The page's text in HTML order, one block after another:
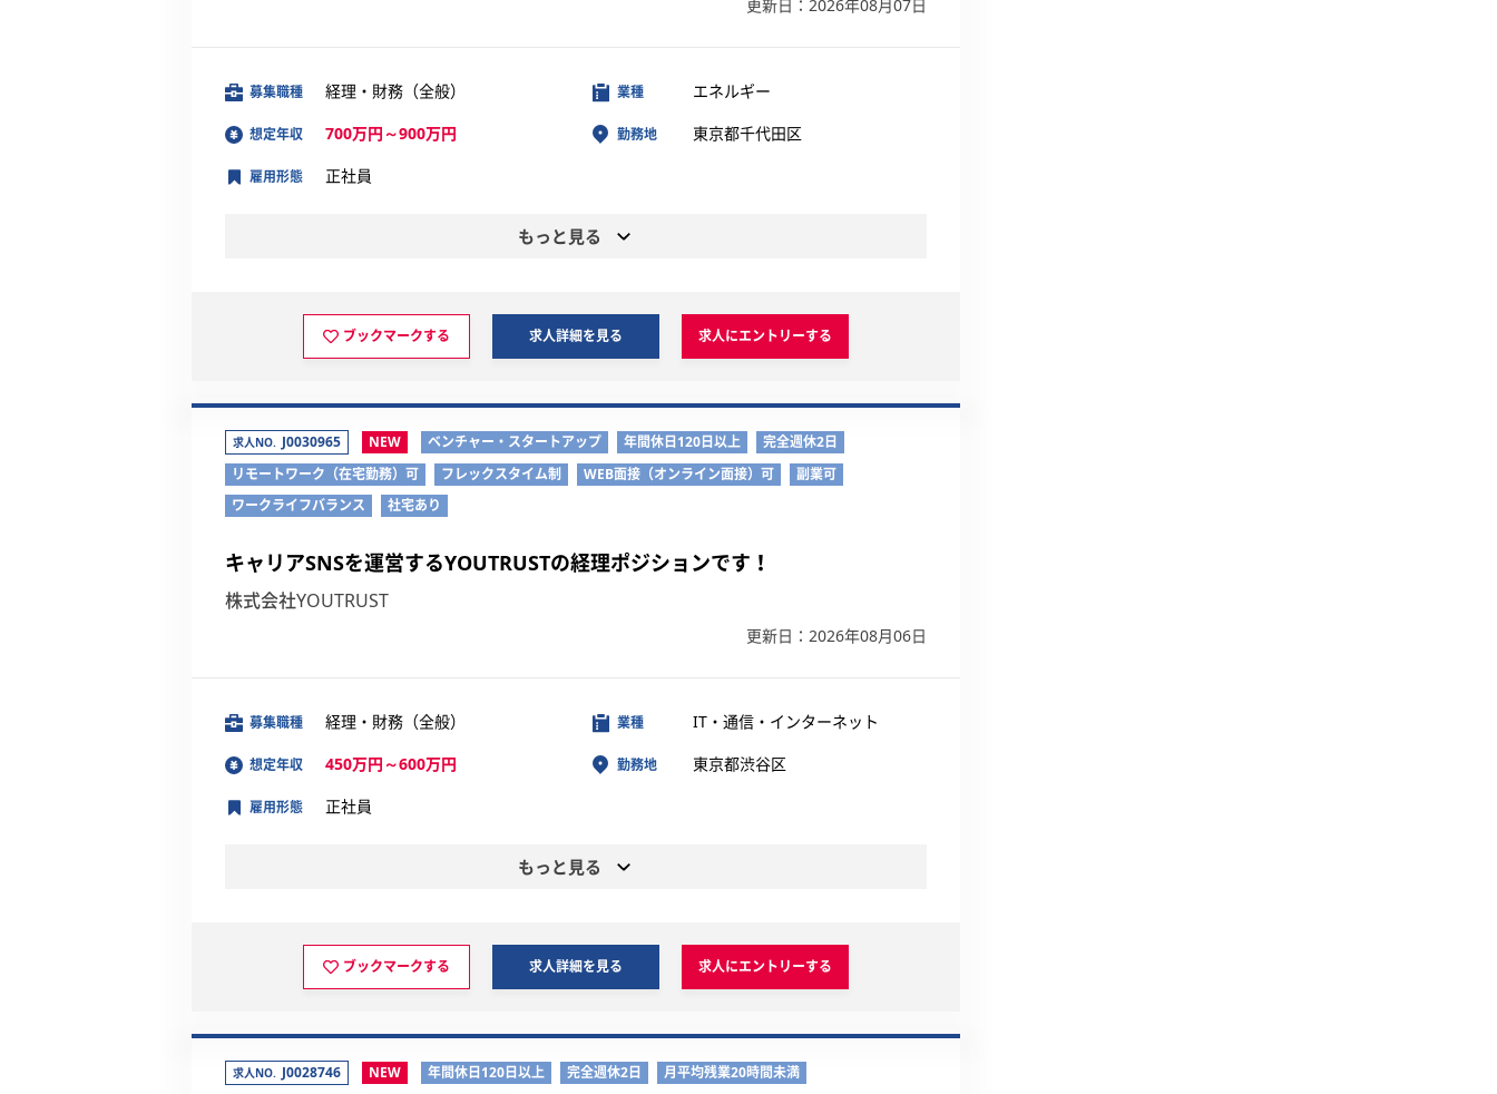
更新日：2026年08月07日
募集職種 経理・財務（全般）
想定年収 700万円～900万円
業種 エネルギー
勤務地 東京都千代田区
雇用形態 正社員
もっと見る
ブックマークする 求人詳細を見る 求人にエントリーする
求人NO. J0030965 NEW ベンチャー・スタートアップ 年間休日120日以上
完全週休2日
リモートワーク（在宅勤務）可
フレックスタイム制 WEB面接（オンライン面接）可
副業可
ワークライフバランス
社宅あり
キャリアSNSを運営するYOUTRUSTの経理ポジションです！
株式会社YOUTRUST
更新日：2026年08月06日
募集職種 経理・財務（全般）
想定年収 450万円～600万円
業種 IT・通信・インターネット
勤務地 東京都渋谷区
雇用形態 正社員
もっと見る
ブックマークする 求人詳細を見る 求人にエントリーする
求人NO. J0028746 NEW 年間休日120日以上 完全週休2日
月平均残業20時間未満